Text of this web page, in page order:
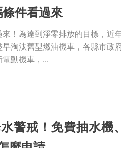
件看過來
！為達到淨零排放的目標，近
淘汰舊型燃油機車，各縣市政
動機車，...
警戒！免費抽水機